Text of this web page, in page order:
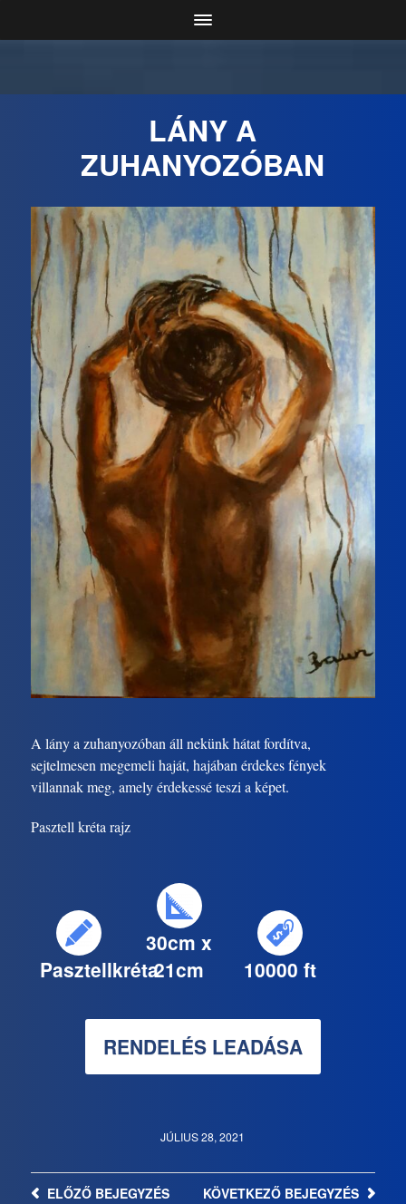
LÁNY A
ZUHANYOZÓBAN
A lány a zuhanyozóban áll nekünk hátat fordítva,
sejtelmesen megemeli haját, hajában érdekes fények
villannak meg, amely érdekessé teszi a képet.
Pasztell kréta rajz
Pasztellkréta
30cm x
21cm
10000 ft
RENDELÉS LEADÁSA
JÚLIUS 28, 2021
KÖVETKEZŐ BEJEGYZÉS
ELŐZŐBEJEGYZÉS